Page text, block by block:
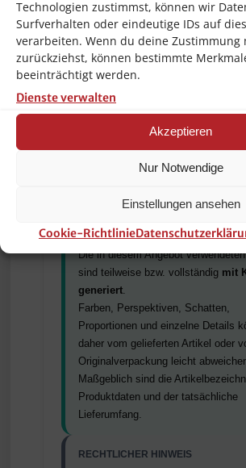
Technologien zustimmst, können wir
Surfverhalten oder eindeutige IDs auf
verarbeiten. Wenn du deine
zurückziehst, können bestimmte
beeinträchtigt werden.
Dienste verwalten
Akzeptieren
Nur Notwendige
Einstellungen ansehen
Cookie-Richtlinie
ENTSORGUNG
Inhalt nicht mit dem Hausmüll
und gemäß den regionalen bzw.
Vorschriften entsorgen.
Enthält unter anderem Ethyl Linalool,
Citrus Limon Fruit Extract und d-
BILDHINWEIS
Die in diesem Angebot
sind teilweise bzw. vollständig mit
generiert
Farben, Perspektiven, Schatten,
Proportionen und einzelne Details
daher vom gelieferten Artikel oder
Originalverpackung leicht
Maßgeblich sind die
Produktdaten und der tatsächliche
Lieferumfang.
RECHTLICHER HINWEIS